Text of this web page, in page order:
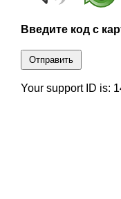
Введите код с
Отправить
Your support ID is: